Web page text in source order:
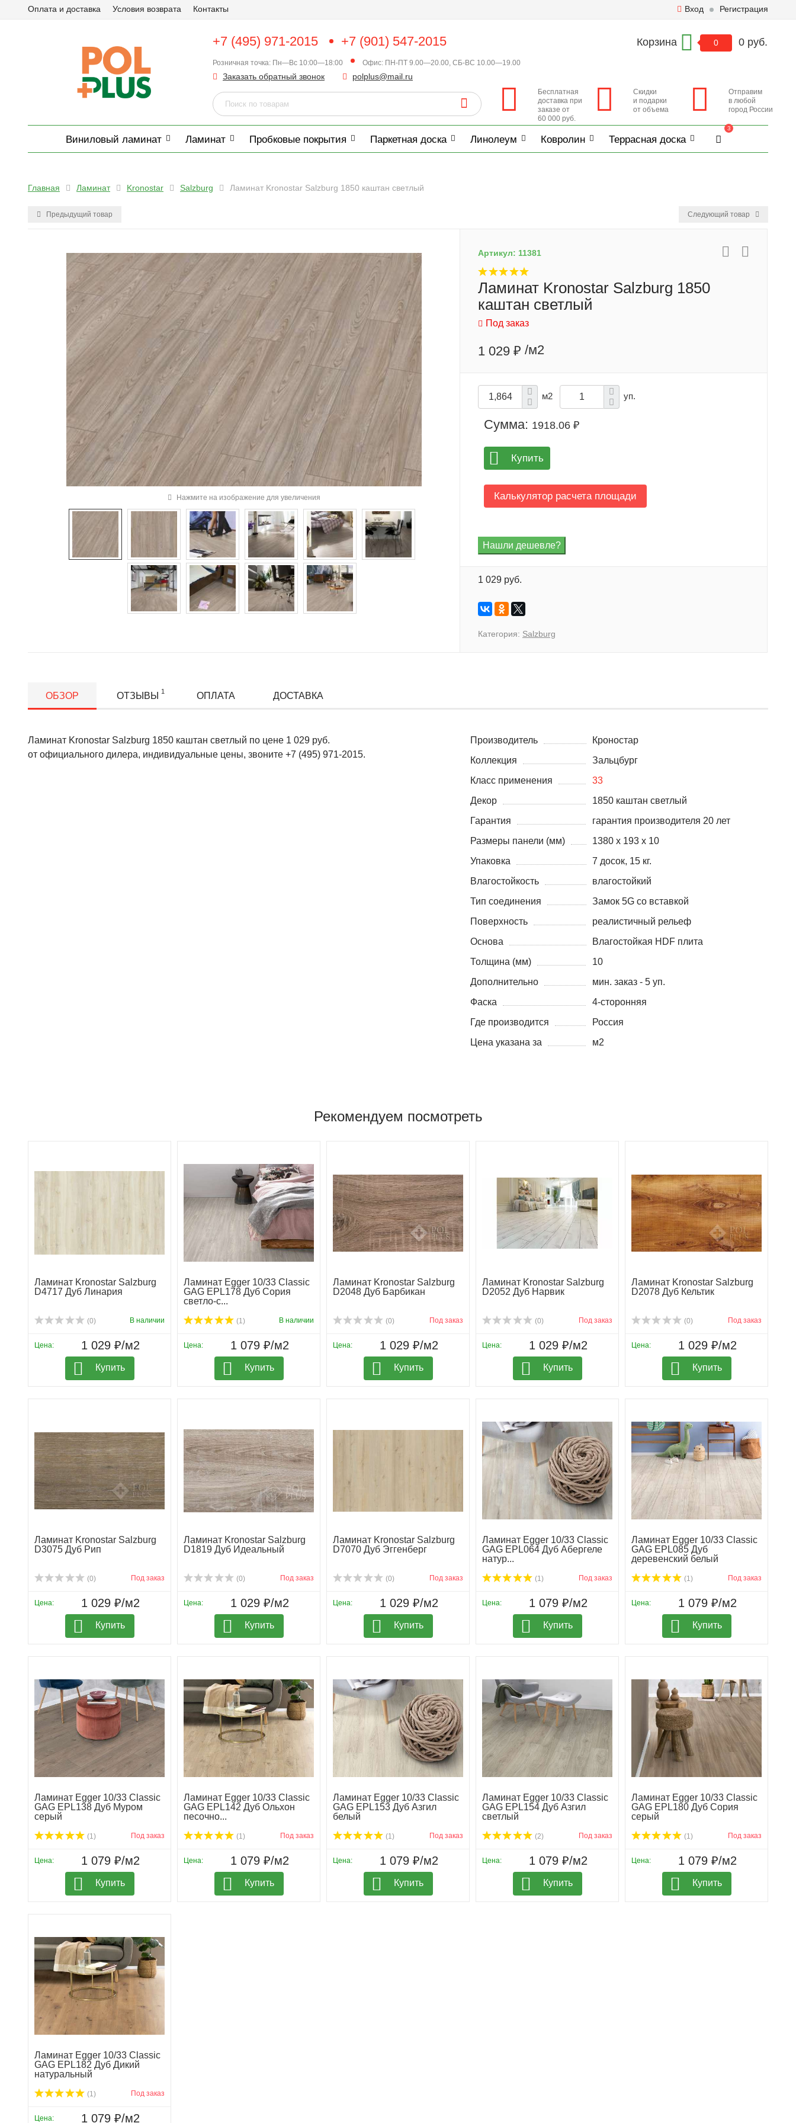
Оплата и доставка Условия возврата Контакты Вход Регистрация
+7 (495) 971-2015 +7 (901) 547-2015
Розничная точка: Пн—Вс 10:00—18:00 Офис: ПН-ПТ 9.00—20.00, СБ-ВС 10.00—19.00
Заказать обратный звонок polplus@mail.ru
Корзина 0 0 руб.
Бесплатная
доставка при
заказе от
60 000 руб.
Скидки
и подарки
от объема
Отправим
в любой
город России
Виниловый ламинат Ламинат Пробковые покрытия Паркетная доска Линолеум Ковролин Террасная доска
3
Главная Ламинат Kronostar Salzburg Ламинат Kronostar Salzburg 1850 каштан светлый
Предыдущий товар Следующий товар
Нажмите на изображение для увеличения
Артикул: 11381
Ламинат Kronostar Salzburg 1850
каштан светлый
Под заказ
1 029 ₽ /м2
м2 уп.
Сумма: 1918.06 ₽
Купить
Калькулятор расчета площади
1 029 руб.
Категория: Salzburg
ОБЗОР ОТЗЫВЫ 1 ОПЛАТА ДОСТАВКА
Ламинат Kronostar Salzburg 1850 каштан светлый по цене 1 029 руб.
от официального дилера, индивидуальные цены, звоните +7 (495) 971-2015.
Производитель
Кроностар
Коллекция
Зальцбург
Класс применения
33
Декор
1850 каштан светлый
Гарантия
гарантия производителя 20 лет
Размеры панели (мм)
1380 х 193 х 10
Упаковка
7 досок, 15 кг.
Влагостойкость
влагостойкий
Тип соединения
Замок 5G со вставкой
Поверхность
реалистичный рельеф
Основа
Влагостойкая HDF плита
Толщина (мм)
10
Дополнительно
мин. заказ - 5 уп.
Фаска
4-сторонняя
Где производится
Россия
Цена указана за
м2
Рекомендуем посмотреть
Ламинат Kronostar Salzburg
D4717 Дуб Линария
(0) В наличии
Цена: 1 029 ₽/м2
Купить
Ламинат Egger 10/33 Classic
GAG EPL178 Дуб Сория
светло-с...
(1) В наличии
Цена: 1 079 ₽/м2
Купить
Ламинат Kronostar Salzburg
D2048 Дуб Барбикан
(0) Под заказ
Цена: 1 029 ₽/м2
Купить
Ламинат Kronostar Salzburg
D2052 Дуб Нарвик
(0) Под заказ
Цена: 1 029 ₽/м2
Купить
Ламинат Kronostar Salzburg
D2078 Дуб Кельтик
(0) Под заказ
Цена: 1 029 ₽/м2
Купить
Ламинат Kronostar Salzburg
D3075 Дуб Рип
(0) Под заказ
Цена: 1 029 ₽/м2
Купить
Ламинат Kronostar Salzburg
D1819 Дуб Идеальный
(0) Под заказ
Цена: 1 029 ₽/м2
Купить
Ламинат Kronostar Salzburg
D7070 Дуб Эггенберг
(0) Под заказ
Цена: 1 029 ₽/м2
Купить
Ламинат Egger 10/33 Classic
GAG EPL064 Дуб Абергеле
натур...
(1) Под заказ
Цена: 1 079 ₽/м2
Купить
Ламинат Egger 10/33 Classic
GAG EPL085 Дуб
деревенский белый
(1) Под заказ
Цена: 1 079 ₽/м2
Купить
Ламинат Egger 10/33 Classic
GAG EPL138 Дуб Муром
серый
(1) Под заказ
Цена: 1 079 ₽/м2
Купить
Ламинат Egger 10/33 Classic
GAG EPL142 Дуб Ольхон
песочно...
(1) Под заказ
Цена: 1 079 ₽/м2
Купить
Ламинат Egger 10/33 Classic
GAG EPL153 Дуб Азгил
белый
(1) Под заказ
Цена: 1 079 ₽/м2
Купить
Ламинат Egger 10/33 Classic
GAG EPL154 Дуб Азгил
светлый
(2) Под заказ
Цена: 1 079 ₽/м2
Купить
Ламинат Egger 10/33 Classic
GAG EPL180 Дуб Сория
серый
(1) Под заказ
Цена: 1 079 ₽/м2
Купить
Ламинат Egger 10/33 Classic
GAG EPL182 Дуб Дикий
натуральный
(1) Под заказ
Цена: 1 079 ₽/м2